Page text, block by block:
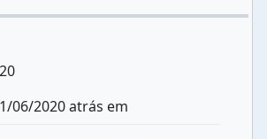
06/2020 atrás em